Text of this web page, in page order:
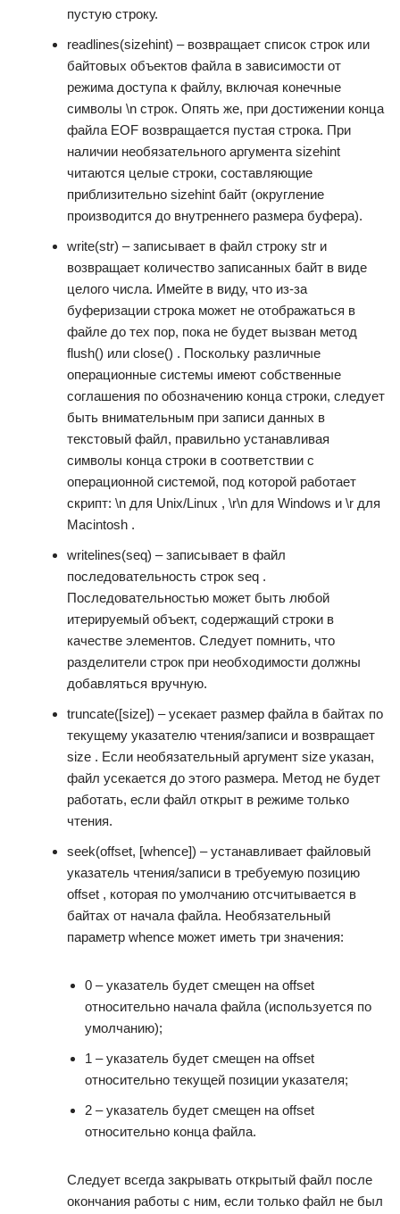
пустую строку.
readlines(sizehint) – возвращает список строк или
байтовых объектов файла в зависимости от
режима доступа к файлу, включая конечные
символы \n строк. Опять же, при достижении конца
файла EOF возвращается пустая строка. При
наличии необязательного аргумента sizehint
читаются целые строки, составляющие
приблизительно sizehint байт (округление
производится до внутреннего размера буфера).
write(str) – записывает в файл строку str и
возвращает количество записанных байт в виде
целого числа. Имейте в виду, что из-за
буферизации строка может не отображаться в
файле до тех пор, пока не будет вызван метод
flush() или close() . Поскольку различные
операционные системы имеют собственные
соглашения по обозначению конца строки, следует
быть внимательным при записи данных в
текстовый файл, правильно устанавливая
символы конца строки в соответствии с
операционной системой, под которой работает
скрипт: \n для Unix/Linux , \r\n для Windows и \r для
Macintosh .
writelines(seq) – записывает в файл
последовательность строк seq .
Последовательностью может быть любой
итерируемый объект, содержащий строки в
качестве элементов. Следует помнить, что
разделители строк при необходимости должны
добавляться вручную.
truncate([size]) – усекает размер файла в байтах по
текущему указателю чтения/записи и возвращает
size . Если необязательный аргумент size указан,
файл усекается до этого размера. Метод не будет
работать, если файл открыт в режиме только
чтения.
seek(offset, [whence]) – устанавливает файловый
указатель чтения/записи в требуемую позицию
offset , которая по умолчанию отсчитывается в
байтах от начала файла. Необязательный
параметр whence может иметь три значения:
0 – указатель будет смещен на offset
относительно начала файла (используется по
умолчанию);
1 – указатель будет смещен на offset
относительно текущей позиции указателя;
2 – указатель будет смещен на offset
относительно конца файла.
Следует всегда закрывать открытый файл после
окончания работы с ним, если только файл не был